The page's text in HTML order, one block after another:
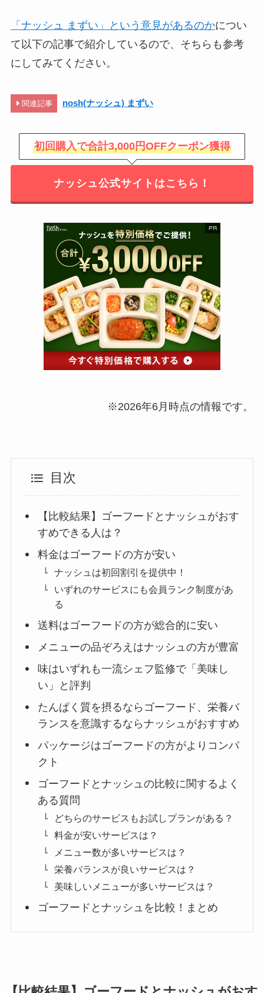
「ナッシュ まずい」という意見があるのかについ
て以下の記事で紹介しているので、そちらも参考
にしてみてください。
関連記事 nosh(ナッシュ) まずい
初回購入で合計3,000円OFFクーポン獲得
ナッシュ公式サイトはこちら！
※2026年6月時点の情報です。
目次
【比較結果】ゴーフードとナッシュがおす
すめできる人は？
料金はゴーフードの方が安い
ナッシュは初回割引を提供中！
いずれのサービスにも会員ランク制度があ
る
送料はゴーフードの方が総合的に安い
メニューの品ぞろえはナッシュの方が豊富
味はいずれも一流シェフ監修で「美味し
い」と評判
たんぱく質を摂るならゴーフード、栄養バ
ランスを意識するならナッシュがおすすめ
パッケージはゴーフードの方がよりコンパ
クト
ゴーフードとナッシュの比較に関するよく
ある質問
どちらのサービスもお試しプランがある？
料金が安いサービスは？
メニュー数が多いサービスは？
栄養バランスが良いサービスは？
美味しいメニューが多いサービスは？
ゴーフードとナッシュを比較！まとめ